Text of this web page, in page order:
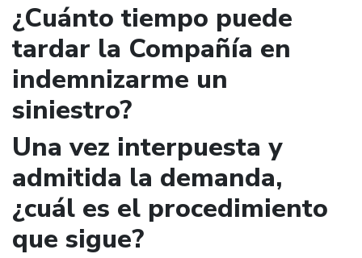
¿Cuánto tiempo puede
tardar la Compañía en
indemnizarme un
siniestro?
Una vez interpuesta y
admitida la demanda,
¿cuál es el procedimiento
que sigue?